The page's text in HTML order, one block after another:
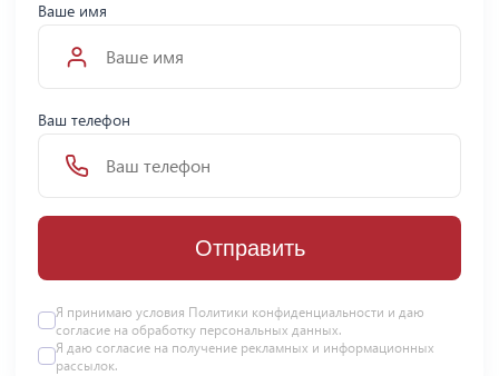
Ваше имя
Ваш телефон
Отправить
Я принимаю условия Политики конфиденциальности и даю
согласие на обработку персональных данных.
Я даю согласие на получение рекламных и информационных
рассылок.